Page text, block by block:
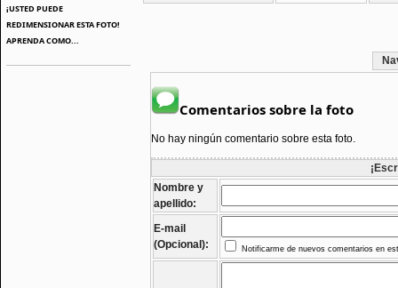
¡USTED PUEDE
REDIMENSIONAR ESTA FOTO!
APRENDA COMO...
Comentarios sobre la foto
No hay ningún comentario sobre esta foto.
Nombre y
apellido:
E-mail
(Opcional):
Notificarme de nuevos comentarios en